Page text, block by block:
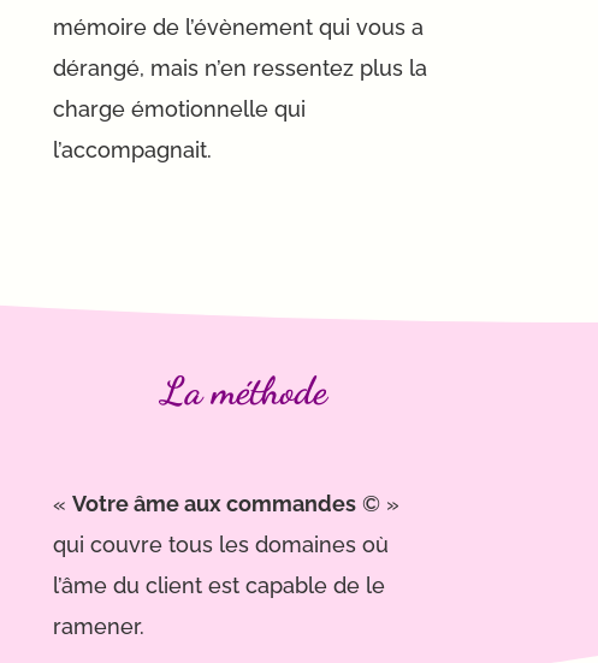
mémoire de l’évènement qui vous a
dérangé, mais n’en ressentez plus la
charge émotionnelle qui
l’accompagnait.
La méthode
« Votre âme aux commandes© »
qui couvre tous les domaines où
l’âme du client est capable de le
ramener.